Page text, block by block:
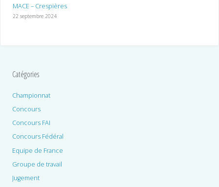
MACE – Crespières
22 septembre 2024
Catégories
Championnat
Concours
Concours FAI
Concours Fédéral
Equipe de France
Groupe de travail
Jugement